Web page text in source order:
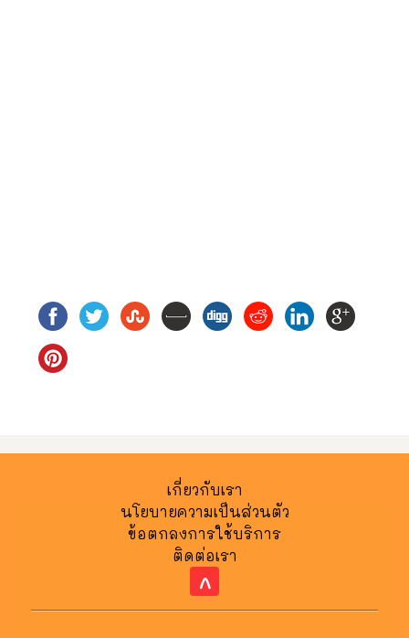
เกี่ยวกับเรา
นโยบายความเป็นส่วนตัว
ข้อตกลงการใช้บริการ
ติดต่อเรา
^